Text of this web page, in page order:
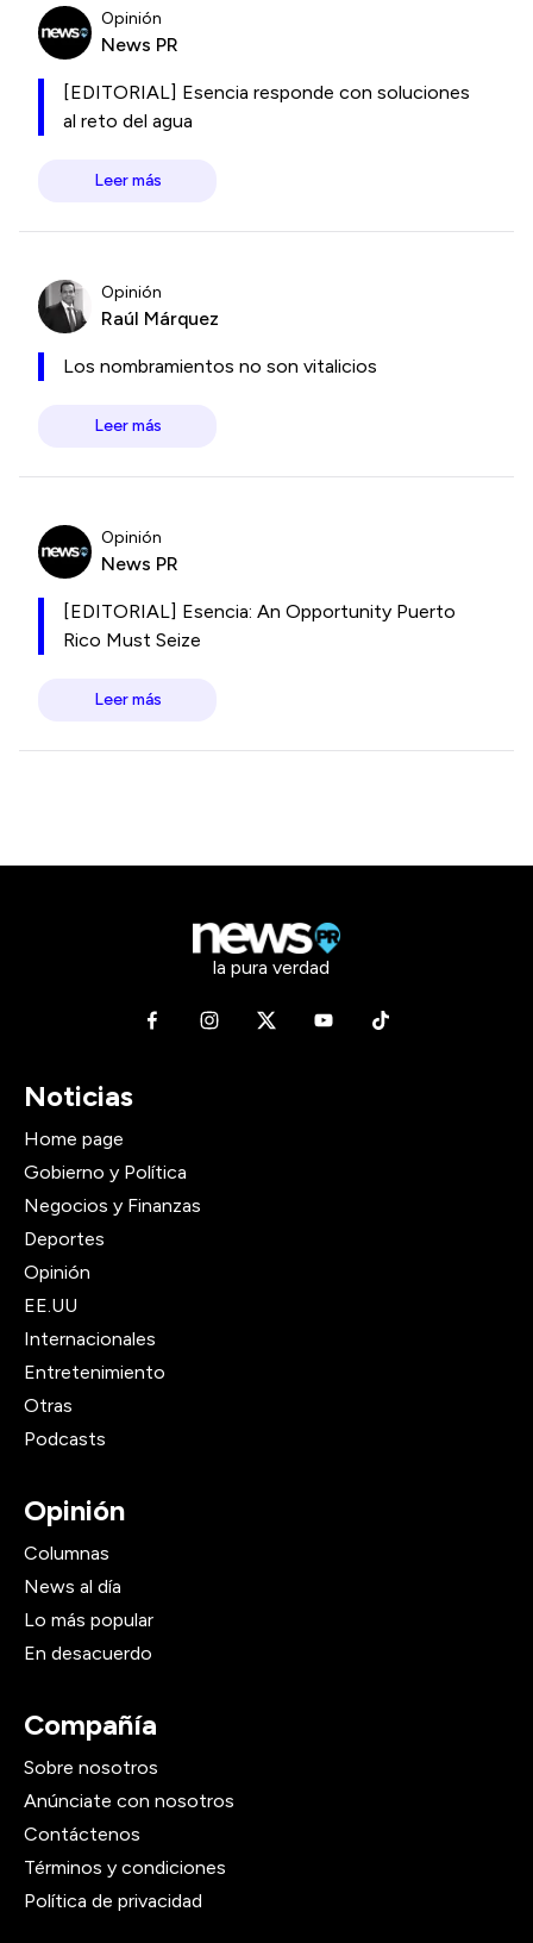
Opinión
News PR
[EDITORIAL] Esencia responde con soluciones
al reto del agua
Leer más
Opinión
Raúl Márquez
Los nombramientos no son vitalicios
Leer más
Opinión
News PR
[EDITORIAL] Esencia: An Opportunity Puerto
Rico Must Seize
Leer más
la pura verdad
Noticias
Home page
Gobierno y Política
Negocios y Finanzas
Deportes
Opinión
EE.UU
Internacionales
Entretenimiento
Otras
Podcasts
Opinión
Columnas
News al día
Lo más popular
En desacuerdo
Compañía
Sobre nosotros
Anúnciate con nosotros
Contáctenos
Términos y condiciones
Política de privacidad